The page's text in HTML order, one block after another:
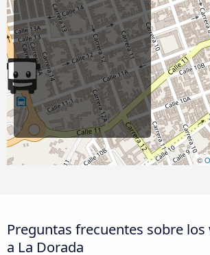
©
Preguntas frecuentes sobre los
a La Dorada